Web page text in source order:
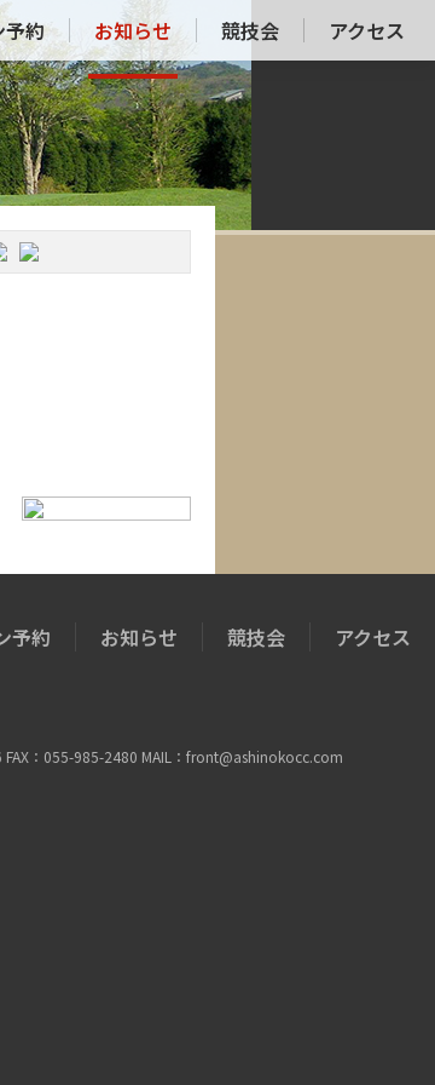
予約 お知らせ 競技会 アクセス
予約 お知らせ 競技会 アクセス
：055-985-2480 MAIL： front@ashinokocc.com